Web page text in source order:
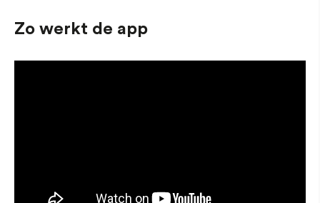
Zo werkt de app